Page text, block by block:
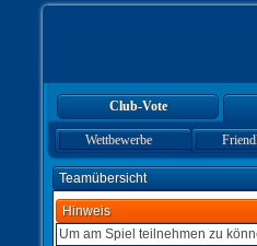
Club-Vote
Wettbewerbe
Teamübersicht
Hinweis
Um am Spiel teilnehmen zu